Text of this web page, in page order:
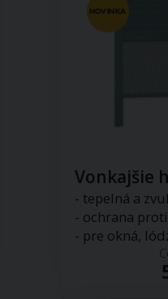
Vonkajšie
- tepelná a
- ochrana
- pre okná,